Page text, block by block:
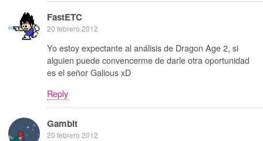
FastETC
20 febrero 2012
Yo estoy expectante al análisis de Dragon Age 2, si
alguien puede convencerme de darle otra oportunidad
es el señor Galious xD
Reply
Gambit
20 febrero 2012